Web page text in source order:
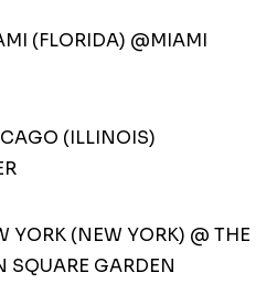
(FLORIDA) @MIAMI
(ILLINOIS)
YORK (NEW YORK) @ THE
SQUARE GARDEN